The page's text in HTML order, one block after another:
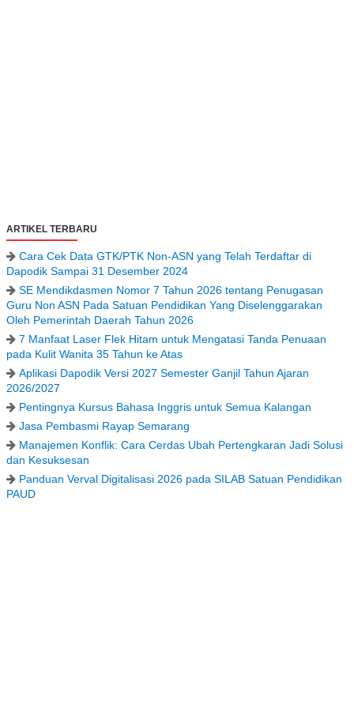
ARTIKEL TERBARU
Cara Cek Data GTK/PTK Non-ASN yang Telah Terdaftar di
Dapodik Sampai 31 Desember 2024
SE Mendikdasmen Nomor 7 Tahun 2026 tentang Penugasan
Guru Non ASN Pada Satuan Pendidikan Yang Diselenggarakan
Oleh Pemerintah Daerah Tahun 2026
7 Manfaat Laser Flek Hitam untuk Mengatasi Tanda Penuaan
pada Kulit Wanita 35 Tahun ke Atas
Aplikasi Dapodik Versi 2027 Semester Ganjil Tahun Ajaran
2026/2027
Pentingnya Kursus Bahasa Inggris untuk Semua Kalangan
Jasa Pembasmi Rayap Semarang
Manajemen Konflik: Cara Cerdas Ubah Pertengkaran Jadi Solusi
dan Kesuksesan
Panduan Verval Digitalisasi 2026 pada SILAB Satuan Pendidikan
PAUD